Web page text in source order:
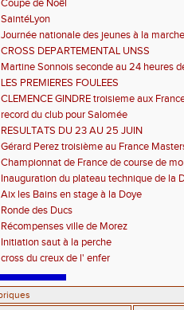
Coupe de Noël
SaintéLyon
Journée nationale des jeunes à la marche
CROSS DEPARTEMENTAL UNSS
Martine Sonnois seconde au 24 heures
LES PREMIERES FOULEES
CLEMENCE GINDRE troisieme aux
record du club pour Salomée
RESULTATS DU 23 AU 25 JUIN
Gérard Perez troisième au France
Championnat de France de course de
Inauguration du plateau technique de la
Aix les Bains en stage à la Doye
Ronde des Ducs
Récompenses ville de Morez
Initiation saut à la perche
cross du creux de l' enfer